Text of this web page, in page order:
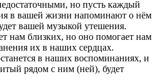
но пусть каждый
в вашей жизни напоминают о нём
вашей музыкой утешения.
нам близких, но оно помогает нам
их в наших сердцах.
в наших воспоминаниях, и
рядом с ним (ней), будет